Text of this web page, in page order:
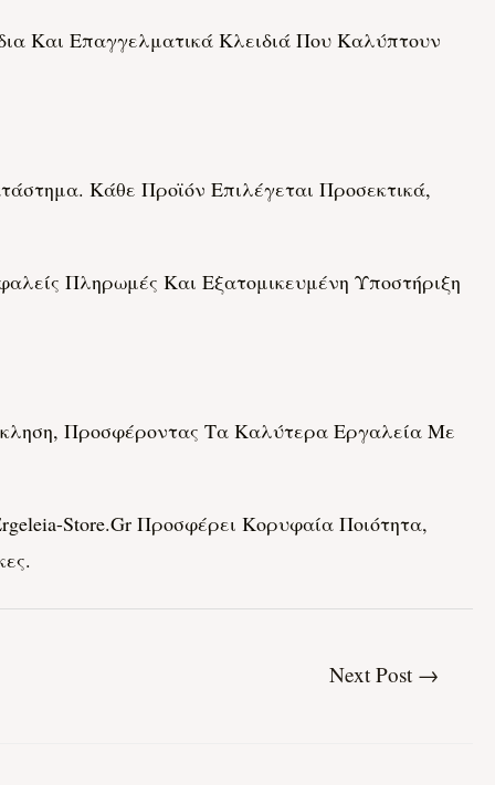
Και Επαγγελματικά Κλειδιά Που Καλύπτουν
Κάθε Προϊόν Επιλέγεται Προσεκτικά,
Πληρωμές Και Εξατομικευμένη Υποστήριξη
Προσφέροντας Τα Καλύτερα Εργαλεία Με
Store.gr Προσφέρει Κορυφαία Ποιότητα,
Next Post →